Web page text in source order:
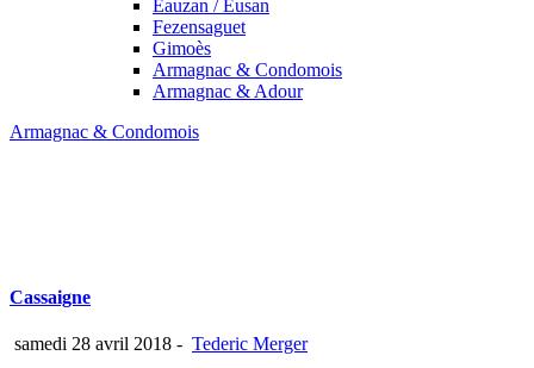
Eauzan / Eusan
Fezensaguet
Gimoès
Armagnac & Condomois
Armagnac & Adour
Armagnac & Condomois
Cassaigne
samedi 28 avril 2018 - Tederic Merger